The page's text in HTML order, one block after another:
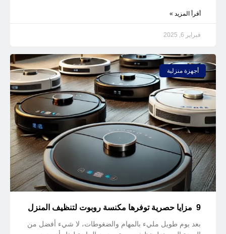
أقرأ المزيد »
فبراير 6, 2025
أجهزة منزلية
9 مزايا حصرية توفرها مكنسة روبوت لتنظيف المنزل
بعد يوم طويل مليء بالمهام والضغوطات، لا شيء أفضل من